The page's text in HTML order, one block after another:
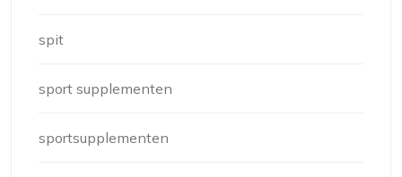
spit
sport supplementen
sportsupplementen